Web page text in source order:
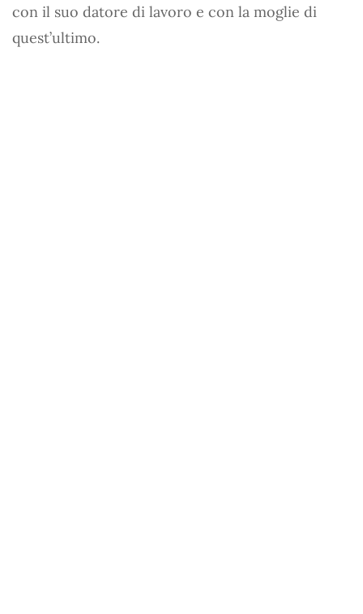
con il suo datore di lavoro e con la moglie di
quest’ultimo.